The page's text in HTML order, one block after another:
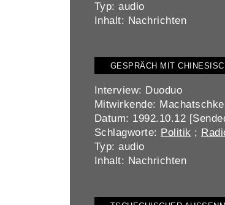
Typ: audio
Inhalt: Nachrichten
GESPRÄCH MIT
Interview: Duoduo
Mitwirkende:
Datum: 1992.10.12
Schlagworte: Politik ;
Typ: audio
Inhalt: Nachrichten